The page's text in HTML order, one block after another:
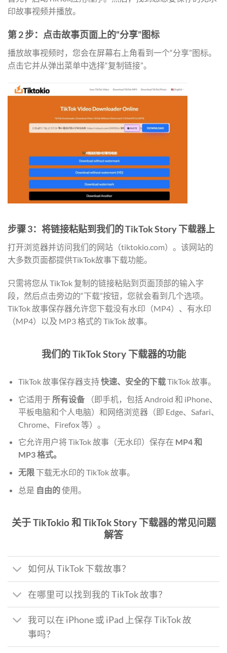
印故事视频并播放。
第 2 步：点击故事页面上的“分享”图标
播放故事视频时，您会在屏幕右上角看到一个“分享”图标。
点击它并从弹出菜单中选择“复制链接”。
步骤 3：将链接粘贴到我们的 TikTok Story 下载器上
打开浏览器并访问我们的网站（tiktokio.com）。该网站的
大多数页面都提供TikTok故事下载功能。
只需将您从 TikTok 复制的链接粘贴到页面顶部的输入字
段，然后点击旁边的“下载”按钮，您就会看到几个选项。
TikTok 故事保存器允许您下载没有水印（MP4）、有水印
（MP4）以及 MP3 格式的 TikTok 故事。
我们的 TikTok Story 下载器的功能
TikTok 故事保存器支持快速、安全的下载TikTok 故事。
它适用于 所有设备（即手机，包括 Android 和 iPhone、
平板电脑和个人电脑）和网络浏览器（即 Edge、Safari、
Chrome、Firefox 等）。
它允许用户将 TikTok 故事（无水印）保存在 MP4 和
MP3 格式。
无限下载无水印的 TikTok 故事。
总是 自由的使用。
关于 TikTokio 和 TikTok Story 下载器的常见问题
解答
如何从 TikTok 下载故事？
在哪里可以找到我的 TikTok 故事？
我可以在 iPhone 或 iPad 上保存 TikTok 故
事吗？